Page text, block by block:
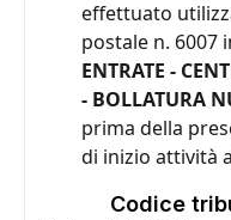
effettuato
postale n. 6007
ENTRATE -
- BOLLATURA
prima della
di inizio attività
Codice